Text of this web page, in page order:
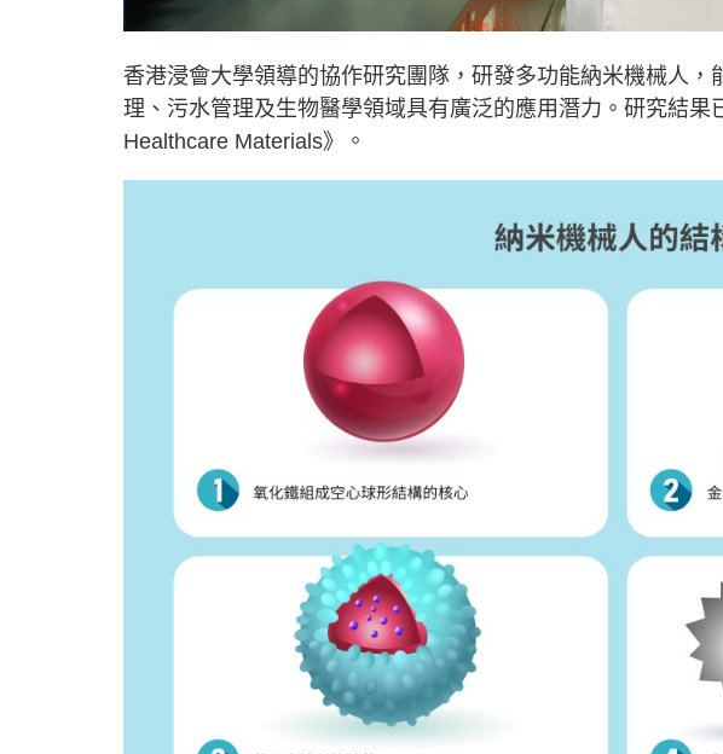
香港浸會大學領導的協作研究團隊，研發多功能納米機械人
理、污水管理及生物醫學領域具有廣泛的應用潛力。研究結果
Healthcare Materials》。